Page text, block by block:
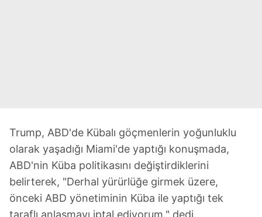
Trump, ABD'de Kübalı göçmenlerin yoğunluklu
olarak yaşadığı Miami'de yaptığı konuşmada,
ABD'nin Küba politikasını değiştirdiklerini
belirterek, "Derhal yürürlüğe girmek üzere,
önceki ABD yönetiminin Küba ile yaptığı tek
taraflı anlaşmayı iptal ediyorum." dedi.